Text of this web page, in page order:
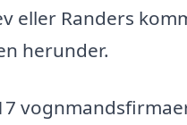
eller Randers
herunder.